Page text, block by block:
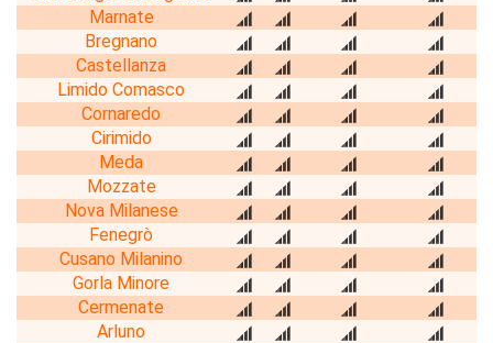
Marnate
Bregnano
Castellanza
Limido Comasco
Cornaredo
Cirimido
Meda
Mozzate
Nova Milanese
Fenegrò
Cusano Milanino
Gorla Minore
Cermenate
Arluno